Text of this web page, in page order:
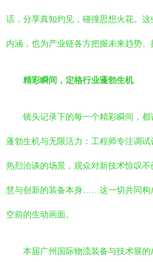
话，分享真知灼见，碰撞思想火花。
内涵，也为产业链各方把握未来趋势、
精彩瞬间，定格行业蓬勃生机
镜头记录下的每一个精彩瞬间，
蓬勃生机与无限活力：工程师专注调
热烈洽谈的场景，观众对新技术惊叹
慧与创新的装备本身……这一切共同构
空前的生动画面。
本届广州国际物流装备与技术展